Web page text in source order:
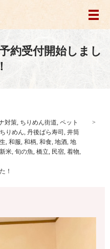
メ
約受付開始しまし
対策, ちりめん街道, ペット
りめん, 丹後ばら寿司 , 井筒
, 和服, 和柄, 和食, 地酒, 地
新米, 旬の魚, 橋立, 民宿, 着物,
！